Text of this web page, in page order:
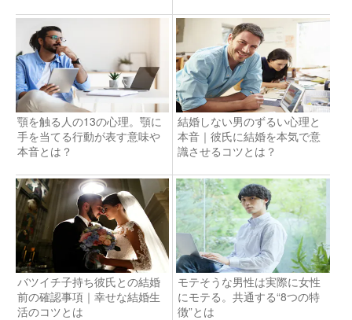
顎を触る人の13の心理。顎に
手を当てる行動が表す意味や
本音とは？
結婚しない男のずるい心理と
本音｜彼氏に結婚を本気で意
識させるコツとは？
バツイチ子持ち彼氏との結婚
前の確認事項｜幸せな結婚生
活のコツとは
モテそうな男性は実際に女性
にモテる。共通する“8つの特
徴”とは